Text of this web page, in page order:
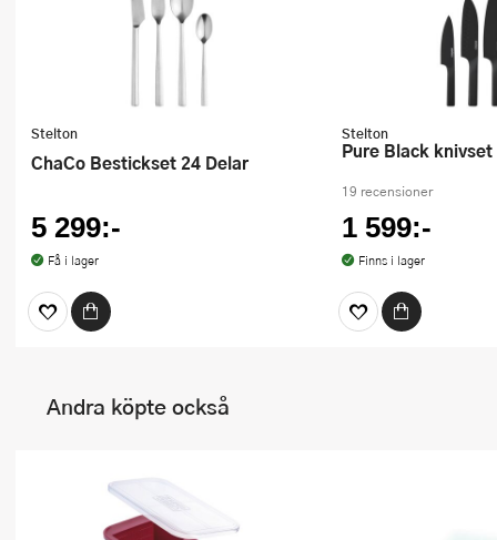
Stelton
ChaCo Bestickset 24 Delar
5 299:-
Få i lager
Stelton
Pure Black
19 recensioner
1 599:-
Finns i lager
Andra köpte också